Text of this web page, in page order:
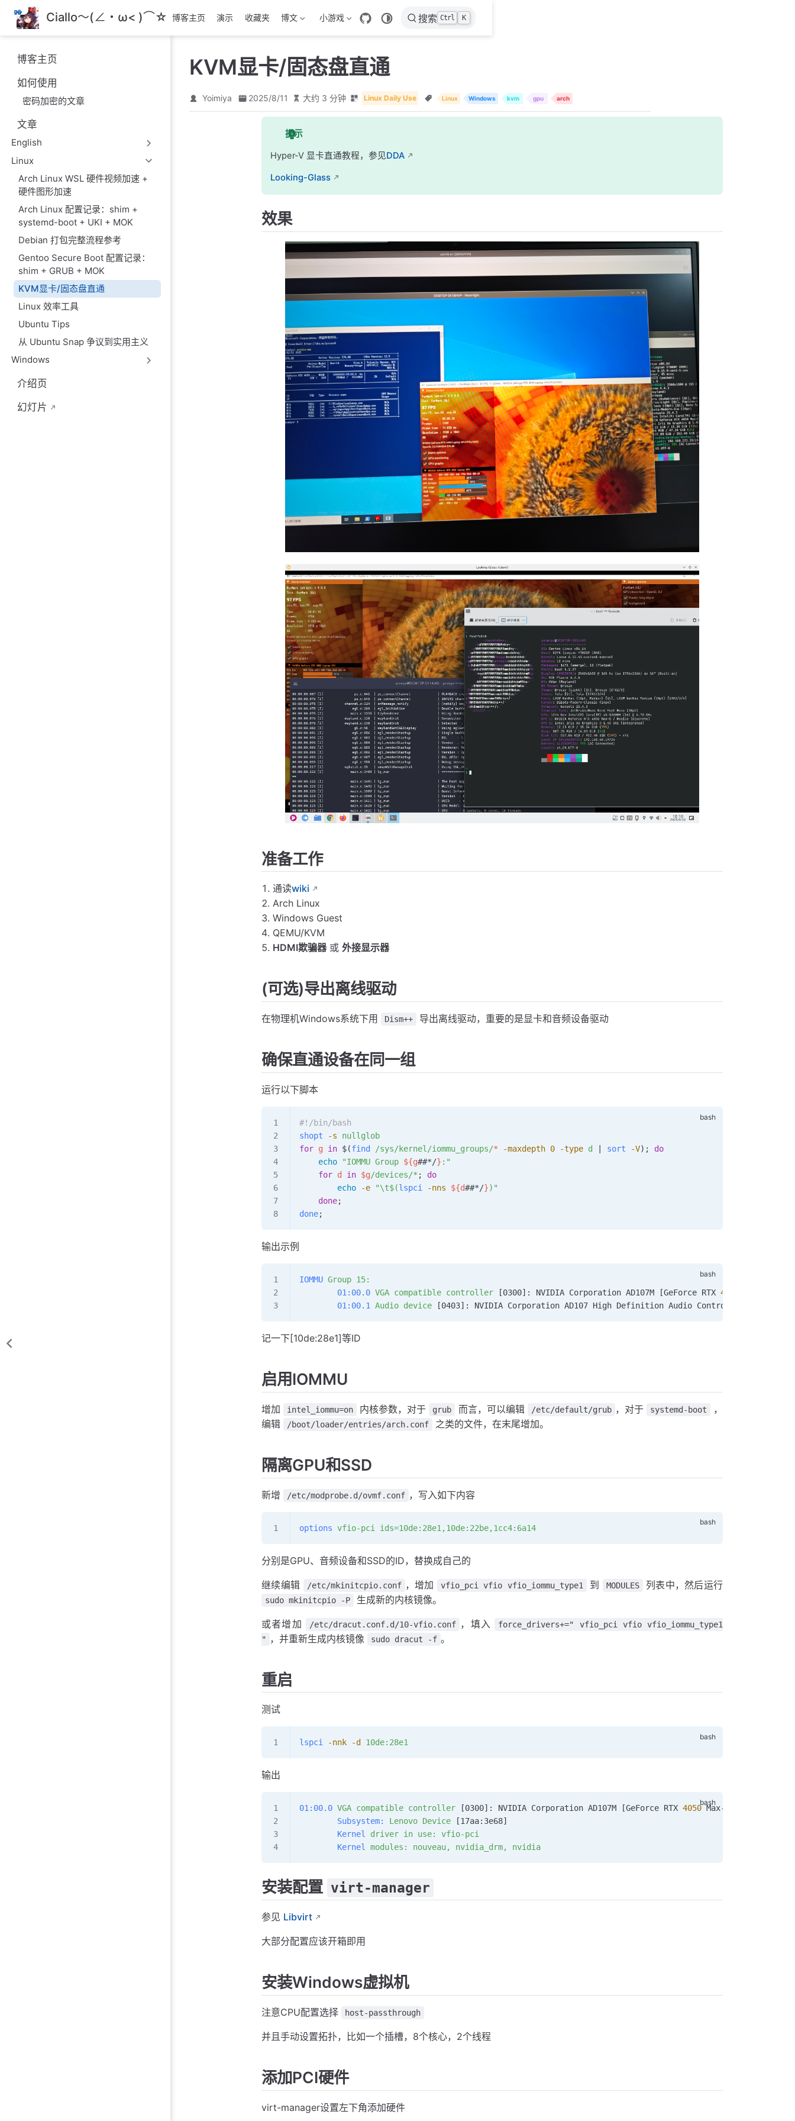
跳
至
主
要
內
容
Ciallo～(∠・ω< )⌒☆ 博客主页 演示 收藏夹 博文 小游戏 搜索 Ctrl K
博客主页
如何使用
密码加密的文章
文章
English
Linux
Arch Linux WSL 硬件视频加速 +
硬件图形加速
Arch Linux 配置记录：shim +
systemd-boot + UKI + MOK
Debian 打包完整流程参考
Gentoo Secure Boot 配置记录：
shim + GRUB + MOK
KVM显卡/固态盘直通
Linux 效率工具
Ubuntu Tips
从 Ubuntu Snap 争议到实用主义
Windows
介绍页
幻灯片
KVM显卡/固态盘直通
Yoimiya 2025/8/11 大约 3 分钟 Linux Daily Use Linux Windows kvm gpu arch
提示
Hyper-V 显卡直通教程，参见DDA
Looking-Glass
效果
准备工作
通读wiki
Arch Linux
Windows Guest
QEMU/KVM
HDMI欺骗器或外接显示器
(可选)导出离线驱动
在物理机Windows系统下用 Dism++ 导出离线驱动，重要的是显卡和音频设备驱动
确保直通设备在同一组
运行以下脚本
#!/bin/bash
shopt -s nullglob
for g in $(find /sys/kernel/iommu_groups/* -maxdepth 0 -type d sort -V); do
    echo
"IOMMU Group ${g##*/} :"
    for
d in $g/devices/* ; do
        echo
-e "\t$(lspci -nns ${d##*/})"
    done
;
done;
输出示例
IOMMU Group 15:
        01:00.0
VGA compatible controller [0300]: NVIDIA Corporation AD107M [GeForce RTX 4050
        01:00.1
Audio device [0403]: NVIDIA Corporation AD107 High Definition Audio Controller
记一下[10de:28e1]等ID
启用IOMMU
增加 intel_iommu=on 内核参数，对于 grub 而言，可以编辑 /etc/default/grub ，对于 systemd-boot
，
编辑
/boot/loader/entries/arch.conf 之类的文件，在末尾增加。
隔离GPU和SSD
新增 /etc/modprobe.d/ovmf.conf ，写入如下内容
options vfio-pci ids=10de:28e1,10de:22be,1cc4:6a14
分别是GPU、音频设备和SSD的ID，替换成自己的
继续编辑 /etc/mkinitcpio.conf ，增加 vfio_pci vfio vfio_iommu_type1 到 MODULES 列表中，然后运行
sudo mkinitcpio -P 生成新的内核镜像。
或者增加 /etc/dracut.conf.d/10-vfio.conf ，填入
force_drivers+=" vfio_pci vfio vfio_iommu_type1
"
，并重新生成内核镜像 sudo dracut -f 。
重启
测试
lspci -nnk -d 10de:28e1
输出
01:00.0 VGA compatible controller [0300]: NVIDIA Corporation AD107M [GeForce RTX 4050 Max-Q / Mobile]
        Subsystem:
Lenovo Device [17aa:3e68]
        Kernel
driver in use:
vfio-pci
        Kernel
modules: nouveau, nvidia_drm, nvidia
安装配置 virt-manager
参见 Libvirt
大部分配置应该开箱即用
安装Windows虚拟机
注意CPU配置选择 host-passthrough
并且手动设置拓扑，比如一个插槽，8个核心，2个线程
添加PCI硬件
virt-manager设置左下角添加硬件